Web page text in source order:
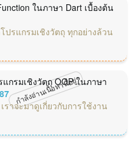
ในภาษา Dart เบื้องต้น
ปรแกรมเชิงวัตถุ ทุกอย่างล้วน
กำลังอ่านเนื้อหานี้อยู่
กรมเชิงวัตถุ OOP ในภาษา
าจะมาดูเกี่ยวกับการใช้งาน